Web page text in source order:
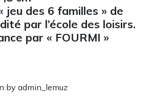
jeu des 6 familles » de
par l’école des loisirs.
par « FOURMI »
by admin_lemuz